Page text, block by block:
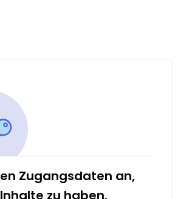
Zugangsdaten an,
zu haben.